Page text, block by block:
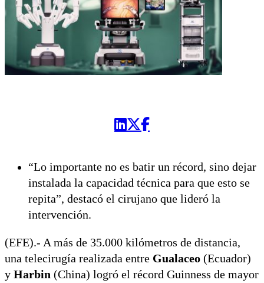
“Lo importante no es batir un récord, sino dejar
instalada la capacidad técnica para que esto se
repita”, destacó el cirujano que lideró la
intervención.
(EFE).- A más de 35.000 kilómetros de distancia,
una telecirugía realizada entre Gualaceo (Ecuador)
y Harbin (China) logró el récord Guinness de mayor